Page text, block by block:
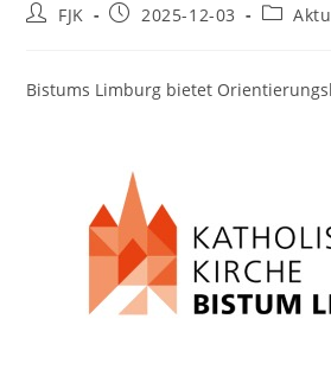
Beitrags-
FJK
Beitrag2025-12-03
Bistums Limburg bietet